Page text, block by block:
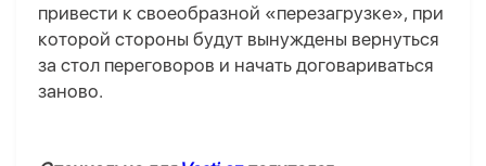
привести к своеобразной «перезагрузке», при
которой стороны будут вынуждены вернуться
за стол переговоров и начать договариваться
заново.